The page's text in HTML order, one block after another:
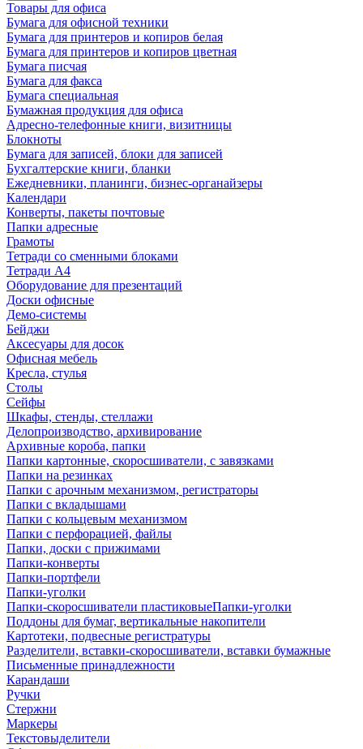
Товары для офиса
Бумага для офисной техники
Бумага для принтеров и копиров белая
Бумага для принтеров и копиров цветная
Бумага писчая
Бумага для факса
Бумага специальная
Бумажная продукция для офиса
Адресно-телефонные книги, визитницы
Блокноты
Бумага для записей, блоки для записей
Бухгалтерские книги, бланки
Ежедневники, планинги, бизнес-органайзеры
Календари
Конверты, пакеты почтовые
Папки адресные
Грамоты
Тетради со сменными блоками
Тетради А4
Оборудование для презентаций
Доски офисные
Демо-системы
Бейджи
Аксесуары для досок
Офисная мебель
Кресла, стулья
Столы
Сейфы
Шкафы, стенды, стеллажи
Делопроизводство, архивирование
Архивные короба, папки
Папки картонные, скоросшиватели, с завязками
Папки на резинках
Папки с арочным механизмом, регистраторы
Папки с вкладышами
Папки с кольцевым механизмом
Папки с перфорацией, файлы
Папки, доски с прижимами
Папки-конверты
Папки-портфели
Папки-уголки
Папки-скоросшиватели пластиковыеПапки-уголки
Поддоны для бумаг, вертикальные накопители
Картотеки, подвесные регистратуры
Разделители, вставки-скоросшиватели, вставки бумажные
Письменные принадлежности
Карандаши
Ручки
Стержни
Маркеры
Текстовыделители